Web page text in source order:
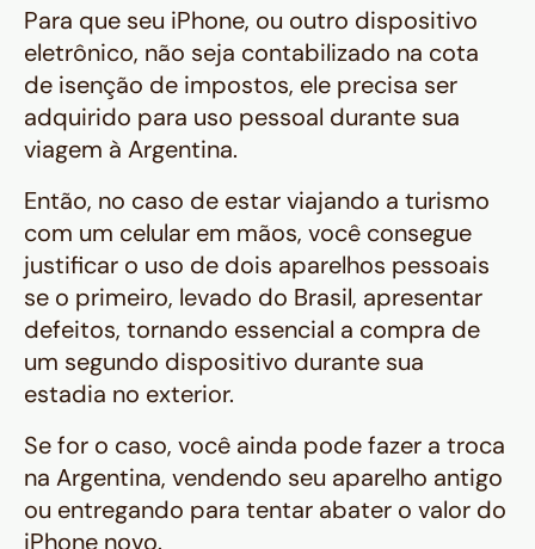
Para que seu iPhone, ou outro dispositivo
eletrônico, não seja contabilizado na cota
de isenção de impostos, ele precisa ser
adquirido para uso pessoal durante sua
viagem à Argentina.
Então, no caso de estar viajando a turismo
com um celular em mãos, você consegue
justificar o uso de dois aparelhos pessoais
se o primeiro, levado do Brasil, apresentar
defeitos, tornando essencial a compra de
um segundo dispositivo durante sua
estadia no exterior.
Se for o caso, você ainda pode fazer a troca
na Argentina, vendendo seu aparelho antigo
ou entregando para tentar abater o valor do
iPhone novo.